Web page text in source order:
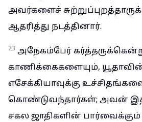
அவர்களைச்
ஆதரித்து நடத்தினார்.
23 அநேகம்பேர்
காணிக்கைகளையும்,
எசேக்கியாவுக்கு
கொண்டுவந்தார்கள்; அவன்
சகல ஜாதிகளின் பார்வைக்கும்